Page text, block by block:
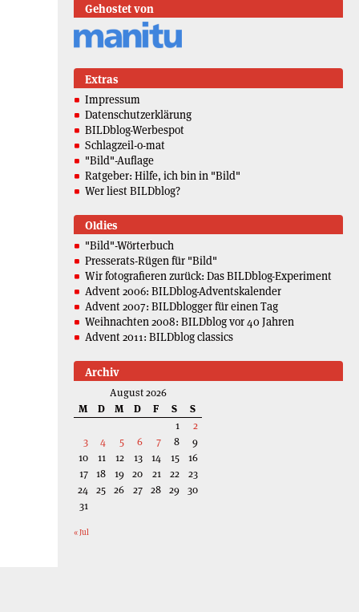
Gehostet von
Extras
Impressum
Datenschutzerklärung
BILDblog-Werbespot
Schlagzeil-o-mat
"Bild"-Auflage
Ratgeber: Hilfe, ich bin in "Bild"
Wer liest BILDblog?
Oldies
"Bild"-Wörterbuch
Presserats-Rügen für "Bild"
Wir fotografieren zurück: Das BILDblog-Experiment
Advent 2006: BILDblog-Adventskalender
Advent 2007: BILDblogger für einen Tag
Weihnachten 2008: BILDblog vor 40 Jahren
Advent 2011: BILDblog classics
Archiv
August 2026
M
D M D F S
S
1
2
3
4 5 6 7 8
9
10
11 12 13 14 15
16
17 18 19 20 21 22
23
24 25 26 27 28 29 30
31
« Jul